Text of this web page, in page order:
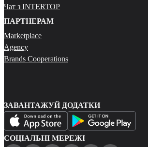
Чат з INTERTOP
ПАРТНЕРАМ
Marketplace
Agency
Brands Cooperations
ЗАВАНТАЖУЙ ДОДАТКИ
СОЦІАЛЬНІ МЕРЕЖІ